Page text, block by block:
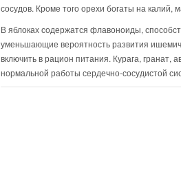
сосудов. Кроме того орехи богаты на калий,
В яблоках содержатся флавоноиды,
уменьшающие вероятность развития
включить в рацион питания. Курага, гранат,
нормальной работы сердечно-сосудистой